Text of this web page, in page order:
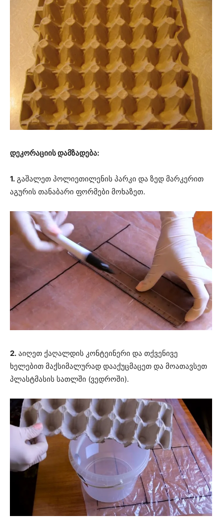
დეკორაციის დამზადება:
1. გაშალეთ პოლიეთილენის პარკი და ზედ მარკერით
აგურის თანაბარი ფორმები მოხაზეთ.
2. აიღეთ ქაღალდის კონტეინერი და თქვენივე
ხელებით მაქსიმალურად დააქუცმაცეთ და მოათავსეთ
პლასტმასის სათლში (ვედროში).